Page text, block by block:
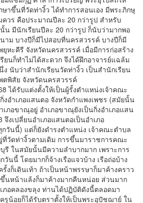
ษาขึ้นที่วัดท่างิ้ว ได้ทำการสอนเอง มีพระภิกษุ
วร คือประมาณปีละ 20 กว่ารูป สำหรับ
น มีนักเรียนปีละ 20 กว่ารูป ก็นับว่ามากพอ
าม บางปีก็มีไปสอบที่นครสวรรค์ บางปีก็มี
ยุหะคีรี จังหวัดนครสวรรค์ เมื่อมีการก่อสร้าง
ยนก็ทำไม่ได้สะดวก จึงได้ฝึกอาจารย์แฉล้ม
นับว่าสำนักเรียนวัดท่างิ้ว เป็นสำนักเรียน
ตพิสัย จังหวัดนครสวรรค์
ด้รับแต่งตั้งให้เป็นผู้รั้งตำแหน่งเจ้าคณะ
อำเภอแสนตอ จังหวัดกำแพงเพชร (สมัยนั้น
เภอขาณุอยู่ อำเภอขาณุยังเป็นกิ่งอำเภอแสน
งเปลี่ยนอำเภอแสนตอเป็นอำเภอ
วันนี้) แต่ก็ยังดำรงตำแหน่ง เจ้าคณะตำบล
ที่วัดท่างิ้วตามเดิม การขึ้นมาราชการคณะ
รี ในสมัยนั้นมีความลำบากมาก เพราะการ
นนี้ โดยมากก็จ้างเรือแจวบ้าง เรือถ่อบ้าง
งก็เดินเท้า ถ้าเป็นหน้าพรรษาก็มาค้างคราว
นหน้าแล้งก็มาค้างมากคืนหน่อย ส่วนมาก
ภอคลองขลุง ท่านได้ปฏิบัติดังนี้ตลอดมา
อยก็ได้รับตราตั้งให้เป็นพระอุปัชฌาย์ ใน